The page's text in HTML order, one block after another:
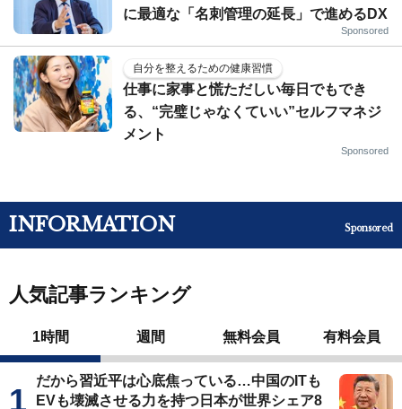
に最適な「名刺管理の延長」で進めるDX
Sponsored
自分を整えるための健康習慣
仕事に家事と慌ただしい毎日でもでき
る、“完璧じゃなくていい”セルフマネジ
メント
Sponsored
INFORMATION Sponsored
人気記事ランキング
1時間 週間 無料会員 有料会員
だから習近平は心底焦っている…中国のITも
EVも壊滅させる力を持つ日本が世界シェア8